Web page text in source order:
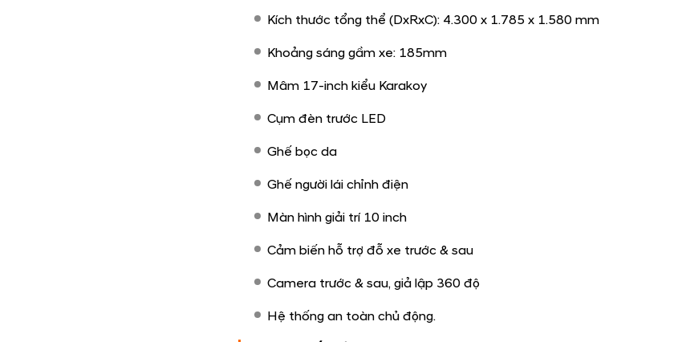
Màu sắc xe New Peugeot 2008 được bán tại Việt Nam
Thông số chung của New Peugeot 2008 Premium
Kích thước tổng thể (DxRxC): 4.300 x 1.785 x 1.580 mm
Khoảng sáng gầm xe: 185mm
Mâm 17-inch kiểu Karakoy​